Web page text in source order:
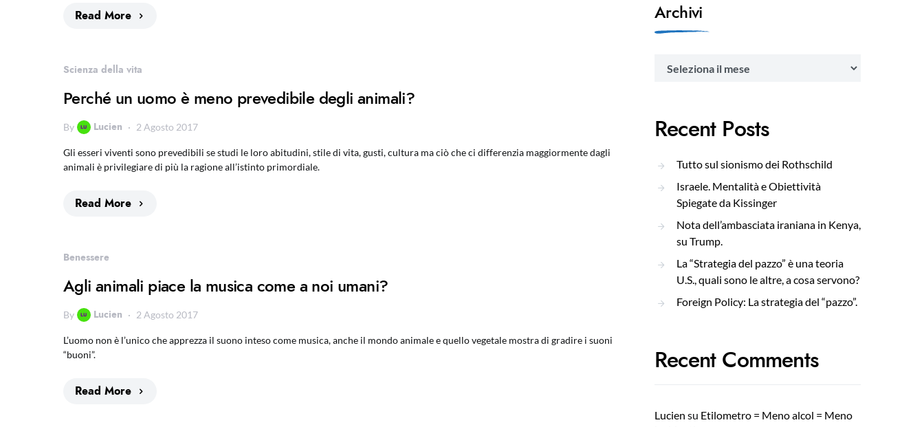
Read More
Scienza della vita
Perché un uomo è meno prevedibile degli animali?
By Lucien 2 Agosto 2017
Gli esseri viventi sono prevedibili se studi le loro abitudini, stile di vita, gusti, cultura ma ciò che ci differenzia maggiormente dagli
animali è privilegiare di più la ragione all’istinto primordiale.
Read More
Benessere
Agli animali piace la musica come a noi umani?
By Lucien 2 Agosto 2017
L’uomo non è l’unico che apprezza il suono inteso come musica, anche il mondo animale e quello vegetale mostra di gradire i suoni
“buoni”.
Read More
Archivi
Recent Posts
Tutto sul sionismo dei Rothschild
Israele. Mentalità e Obiettività
Spiegate da Kissinger
Nota dell’ambasciata iraniana in Kenya,
su Trump.
La “Strategia del pazzo” è una teoria
U.S., quali sono le altre, a cosa servono?
Foreign Policy: La strategia del “pazzo”.
Recent Comments
Lucien su Etilometro = Meno alcol = Meno